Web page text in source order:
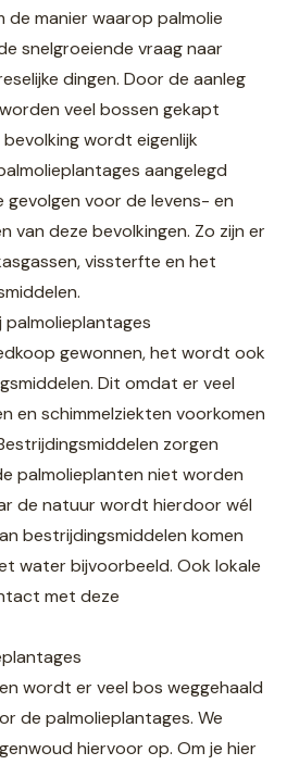
de manier waarop palmolie
snelgroeiende vraag naar
dingen. Door de aanleg
veel bossen gekapt
wordt eigenlijk
aangelegd
voor de levens- en
van deze bevolkingen. Zo zijn er
vissterfte en het
palmolieplantages
gewonnen, het wordt ook
Dit omdat er veel
en schimmelziekten voorkomen
zorgen
palmolieplanten niet worden
de natuur wordt hierdoor wél
bestrijdingsmiddelen komen
water bijvoorbeeld. Ook lokale
met deze
wordt er veel bos weggehaald
de palmolieplantages. We
hiervoor op. Om je hier